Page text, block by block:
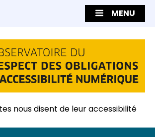
MENU
nous disent de leur accessibilité